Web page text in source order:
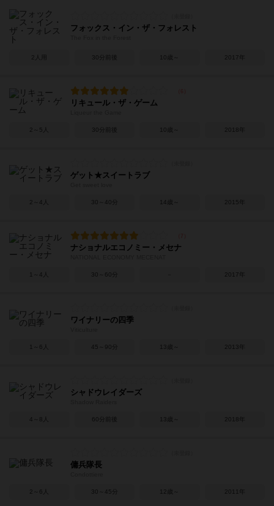
フォックス・イン・ザ・フォレスト
2人用 30分前後 10歳～ 2017年
リキュール・ザ・ゲーム
2～5人 30分前後 10歳～ 2018年
ゲット★スイートラブ
2～4人 30～40分 14歳～ 2015年
ナショナルエコノミー・メセナ
1～4人 30～60分 2017年
ワイナリーの四季
1～6人 45～90分 13歳～ 2013年
シャドウレイダーズ
4～8人 60分前後 13歳～ 2018年
傭兵隊長
2～6人 30～45分 12歳～ 2011年